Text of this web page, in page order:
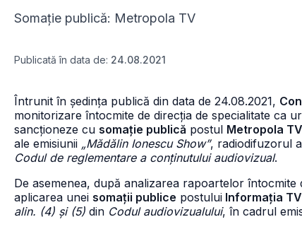
Somație publică: Metropola TV
Publicată în data de: 24.08.2021
Întrunit în ședința publică din data de 24.08.2021,
monitorizare întocmite de direcția de specialitate ca
sancționeze cu somație publică postul Metropola TV
ale emisiunii „Mădălin Ionescu Show”, radiodifuzorul
Codul de reglementare a conținutului audiovizual.
De asemenea, după analizarea rapoartelor
aplicarea unei somații publice postului Informația TV
alin. (4) și (5) din Codul audiovizualului, în cadrul